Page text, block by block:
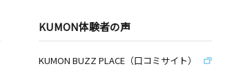
KUMON体験者の声
KUMON BUZZ PLACE（口コミサイト）